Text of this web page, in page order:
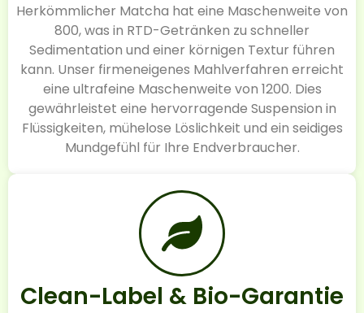
Herkömmlicher Matcha hat eine Maschenweite von
800, was in RTD-Getränken zu schneller
Sedimentation und einer körnigen Textur führen
kann. Unser firmeneigenes Mahlverfahren erreicht
eine ultrafeine Maschenweite von 1200. Dies
gewährleistet eine hervorragende Suspension in
Flüssigkeiten, mühelose Löslichkeit und ein seidiges
Mundgefühl für Ihre Endverbraucher.
Clean-Label & Bio-Garantie